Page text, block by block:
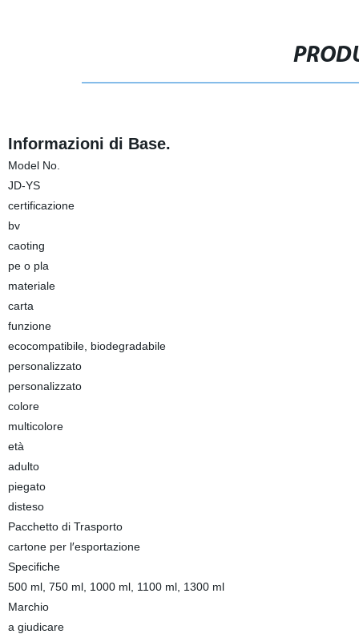
Informazioni di Base.
Model No.
JD-YS
certificazione
bv
caoting
pe o pla
materiale
carta
funzione
ecocompatibile, biodegradabile
personalizzato
personalizzato
colore
multicolore
età
adulto
piegato
disteso
Pacchetto di Trasporto
cartone per l′esportazione
Specifiche
500 ml, 750 ml, 1000 ml, 1100 ml, 1300 ml
Marchio
a giudicare